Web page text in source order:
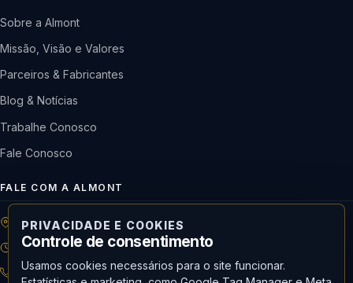
Sobre a Almont
Missão, Visão e Valores
Parceiros & Fabricantes
Blog & Notícias
Trabalhe Conosco
Fale Conosco
FALE COM A ALMONT
R: Horácio de Castilho, 284 Vila Maria | São Paulo-SP
08h às 18h | Seg. a Qui. | 08h às 17h | Sex.
11 3488-9300 RECEPÇÃO
PRIVACIDADE E COOKIES
Controle de consentimento
Usamos cookies necessários para o site funcionar.